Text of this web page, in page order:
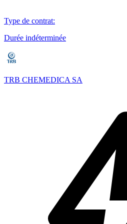
Type de contrat:
Durée indéterminée
TRB CHEMEDICA SA